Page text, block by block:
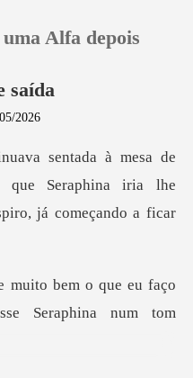
Alfa depois
saída
2026
que Seraphina iria lhe
em o que eu faço